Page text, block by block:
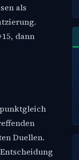
als
dann
Duellen.